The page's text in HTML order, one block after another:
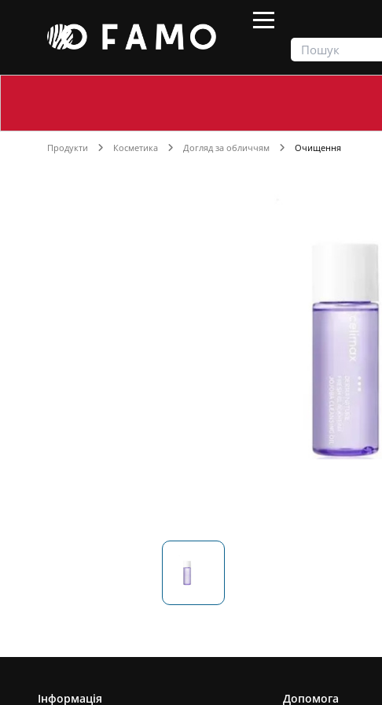
Продукти Косметика Догляд за обличчям Очищення
Інформація Допомога